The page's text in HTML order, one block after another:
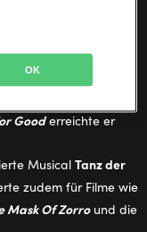
The Heart
von Céline
mit dem Grammy
und mit
Gooderreichte er
Musical Tanz der
zudem für Filme wie
Mask Of Zorround die
OK